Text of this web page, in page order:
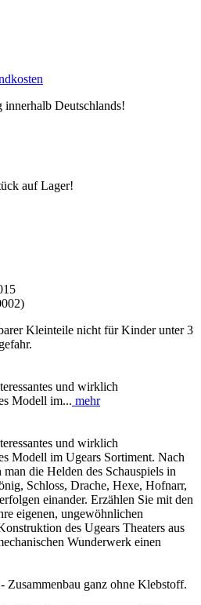
innerhalb Deutschlands!
auf Lager!
Kleinteile nicht für Kinder unter 3
und wirklich
Modell im... mehr
und wirklich
Modell im Ugears Sortiment. Nach
die Helden des Schauspiels in
Schloss, Drache, Hexe, Hofnarr,
einander. Erzählen Sie mit den
eigenen, ungewöhnlichen
des Ugears Theaters aus
Wunderwerk einen
ganz ohne Klebstoff.